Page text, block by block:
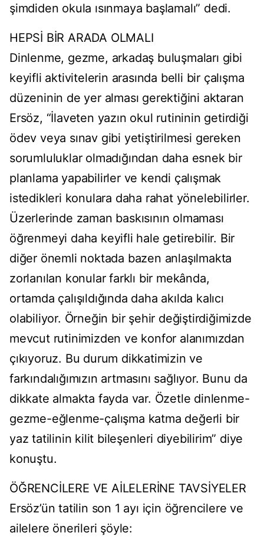
şimdiden okula ısınmaya başlamalı” dedi.
HEPSİ BİR ARADA OLMALI
Dinlenme, gezme, arkadaş buluşmaları gibi
keyifli aktivitelerin arasında belli bir çalışma
düzeninin de yer alması gerektiğini aktaran
Ersöz, “İlaveten yazın okul rutininin getirdiği
ödev veya sınav gibi yetiştirilmesi gereken
sorumluluklar olmadığından daha esnek bir
planlama yapabilirler ve kendi çalışmak
istedikleri konulara daha rahat yönelebilirler.
Üzerlerinde zaman baskısının olmaması
öğrenmeyi daha keyifli hale getirebilir. Bir
diğer önemli noktada bazen anlaşılmakta
zorlanılan konular farklı bir mekânda,
ortamda çalışıldığında daha akılda kalıcı
olabiliyor. Örneğin bir şehir değiştirdiğimizde
mevcut rutinimizden ve konfor alanımızdan
çıkıyoruz. Bu durum dikkatimizin ve
farkındalığımızın artmasını sağlıyor. Bunu da
dikkate almakta fayda var. Özetle dinlenme-
gezme-eğlenme-çalışma katma değerli bir
yaz tatilinin kilit bileşenleri diyebilirim” diye
konuştu.
ÖĞRENCİLERE VE AİLELERİNE TAVSİYELER
Ersöz’ün tatilin son 1 ayı için öğrencilere ve
ailelere önerileri şöyle: